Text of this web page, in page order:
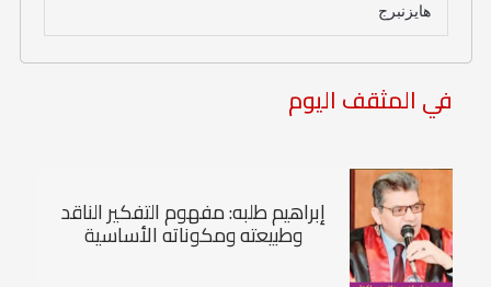
هايزنبرج
في المثقف اليوم
إبراهيم طلبه: مفهوم التفكير الناقد
وطبيعته ومكوناته الأساسية